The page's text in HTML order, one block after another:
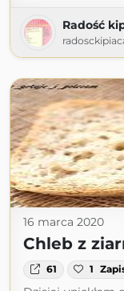
Radość
16 marca 2020
Chleb z
61 1